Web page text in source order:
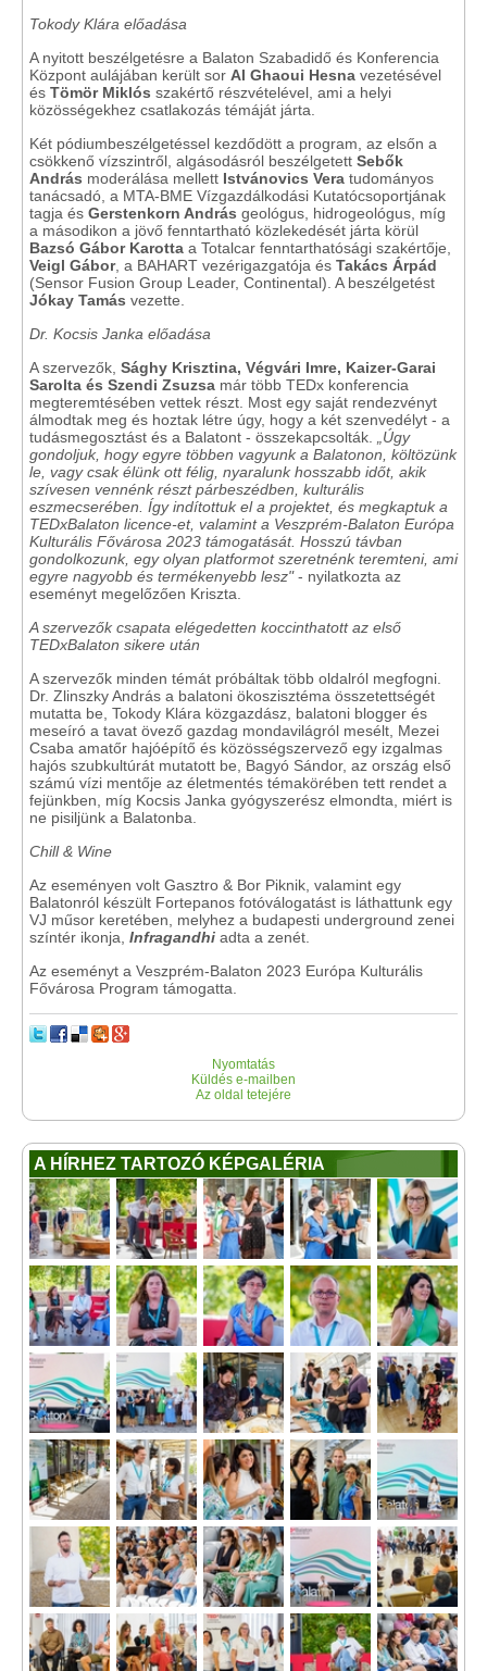
Tokody Klára előadása
A nyitott beszélgetésre a Balaton Szabadidő és Konferencia
Központ aulájában került sor Al Ghaoui Hesna vezetésével
és Tömör Miklós szakértő részvételével, ami a helyi
közösségekhez csatlakozás témáját járta.
Két pódiumbeszélgetéssel kezdődött a program, az elsőn a
csökkenő vízszintről, algásodásról beszélgetett Sebők
András moderálása mellett Istvánovics Vera tudományos
tanácsadó, a MTA-BME Vízgazdálkodási Kutatócsoportjának
tagja és Gerstenkorn András geológus, hidrogeológus, míg
a másodikon a jövő fenntartható közlekedését járta körül
Bazsó Gábor Karotta a Totalcar fenntarthatósági szakértője,
Veigl Gábor, a BAHART vezérigazgatója és Takács Árpád
(Sensor Fusion Group Leader, Continental). A beszélgetést
Jókay Tamás vezette.
Dr. Kocsis Janka előadása
A szervezők, Sághy Krisztina, Végvári Imre, Kaizer-Garai
Sarolta és Szendi Zsuzsa már több TEDx konferencia
megteremtésében vettek részt. Most egy saját rendezvényt
álmodtak meg és hoztak létre úgy, hogy a két szenvedélyt - a
tudásmegosztást és a Balatont - összekapcsolták.
„Úgy
gondoljuk, hogy egyre többen vagyunk a Balatonon, költözünk
le, vagy csak élünk ott félig, nyaralunk hosszabb időt, akik
szívesen vennénk részt párbeszédben, kulturális
eszmecserében. Így indítottuk el a projektet, és megkaptuk a
TEDxBalaton licence-et, valamint a Veszprém-Balaton Európa
Kulturális Fővárosa 2023 támogatását. Hosszú távban
gondolkozunk, egy olyan platformot szeretnénk teremteni, ami
egyre nagyobb és termékenyebb lesz"- nyilatkozta az
eseményt megelőzően Kriszta.
A szervezők csapata elégedetten koccinthatott az első
TEDxBalaton sikere után
A szervezők minden témát próbáltak több oldalról megfogni.
Dr. Zlinszky András a balatoni ökoszisztéma összetettségét
mutatta be, Tokody Klára közgazdász, balatoni blogger és
meseíró a tavat övező gazdag mondavilágról mesélt, Mezei
Csaba amatőr hajóépítő és közösségszervező egy izgalmas
hajós szubkultúrát mutatott be, Bagyó Sándor, az ország első
számú vízi mentője az életmentés témakörében tett rendet a
fejünkben, míg Kocsis Janka gyógyszerész elmondta, miért is
ne pisiljünk a Balatonba.
Chill & Wine
Az eseményen volt Gasztro & Bor Piknik, valamint egy
Balatonról készült Fortepanos fotóválogatást is láthattunk egy
VJ műsor keretében, melyhez a budapesti underground zenei
színtér ikonja, Infragandhi adta a zenét.
Az eseményt a Veszprém-Balaton 2023 Európa Kulturális
Fővárosa Program támogatta.
Nyomtatás
Küldés e-mailben
Az oldal tetejére
A HÍRHEZ TARTOZÓ KÉPGALÉRIA